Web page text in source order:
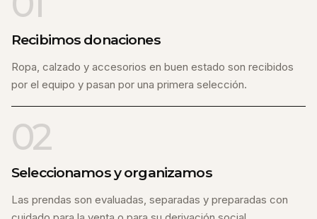
Recibimos donaciones
Ropa, calzado y accesorios en buen estado son recibidos
por el equipo y pasan por una primera selección.
02
Seleccionamos y organizamos
Las prendas son evaluadas, separadas y preparadas con